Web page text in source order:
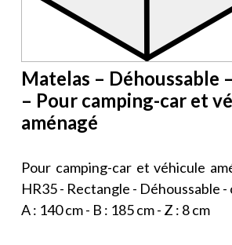
Matelas – Déhoussable
– Pour camping-car et
aménagé
Pour camping-car et véhicule
HR35 - Rectangle - Déhoussable
A : 140 cm - B : 185 cm - Z : 8 cm